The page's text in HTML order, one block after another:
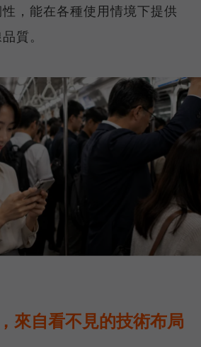
，能在各種使用情境下提供
質。
來自看不見的技術布局